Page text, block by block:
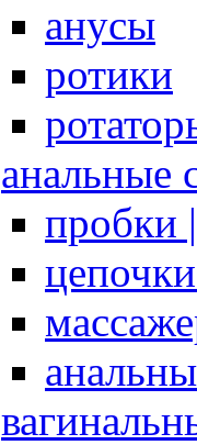
анусы
ротики
анальные
пробки